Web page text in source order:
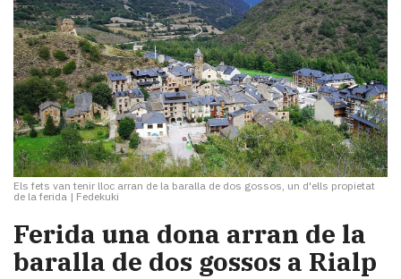
Els fets van tenir lloc arran de la baralla de dos gossos, un d'ells propietat
de la ferida | Fedekuki
Ferida una dona arran de la
baralla de dos gossos a Rialp